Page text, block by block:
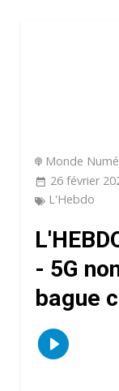
Monde
26 février
L'Hebdo
- 5G
bague